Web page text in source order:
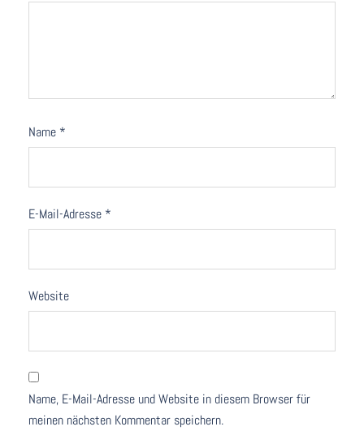
Name *
E-Mail-Adresse *
Website
Name, E-Mail-Adresse und Website in diesem Browser für
meinen nächsten Kommentar speichern.